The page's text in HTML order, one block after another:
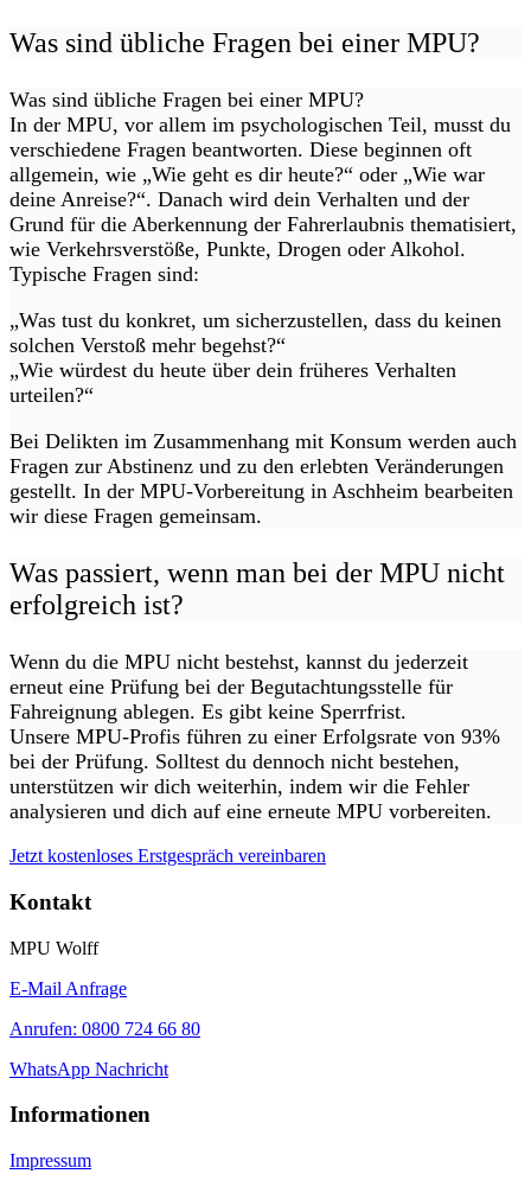
Was sind übliche Fragen bei einer MPU?
Was sind übliche Fragen bei einer MPU?
In der MPU, vor allem im psychologischen Teil, musst du
verschiedene Fragen beantworten. Diese beginnen oft
allgemein, wie „Wie geht es dir heute?“ oder „Wie war
deine Anreise?“. Danach wird dein Verhalten und der
Grund für die Aberkennung der Fahrerlaubnis thematisiert,
wie Verkehrsverstöße, Punkte, Drogen oder Alkohol.
Typische Fragen sind:
„Was tust du konkret, um sicherzustellen, dass du keinen
solchen Verstoß mehr begehst?“
„Wie würdest du heute über dein früheres Verhalten
urteilen?“
Bei Delikten im Zusammenhang mit Konsum werden auch
Fragen zur Abstinenz und zu den erlebten Veränderungen
gestellt. In der MPU-Vorbereitung in Aschheim bearbeiten
wir diese Fragen gemeinsam.
Was passiert, wenn man bei der MPU nicht
erfolgreich ist?
Wenn du die MPU nicht bestehst, kannst du jederzeit
erneut eine Prüfung bei der Begutachtungsstelle für
Fahreignung ablegen. Es gibt keine Sperrfrist.
Unsere MPU-Profis führen zu einer Erfolgsrate von 93%
bei der Prüfung. Solltest du dennoch nicht bestehen,
unterstützen wir dich weiterhin, indem wir die Fehler
analysieren und dich auf eine erneute MPU vorbereiten.
Jetzt kostenloses Erstgespräch vereinbaren
Kontakt
MPU Wolff
E-Mail Anfrage
Anrufen: 0800 724 66 80
WhatsApp Nachricht
Informationen
Impressum